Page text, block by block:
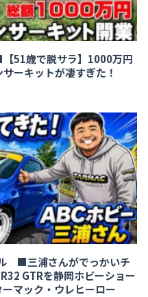
51歳で脱サラ】1000万円
ーキットが凄すぎた！
■三浦さんがでっかいチ
GTRを静岡ホビーショー
マック・ウレヒーロー